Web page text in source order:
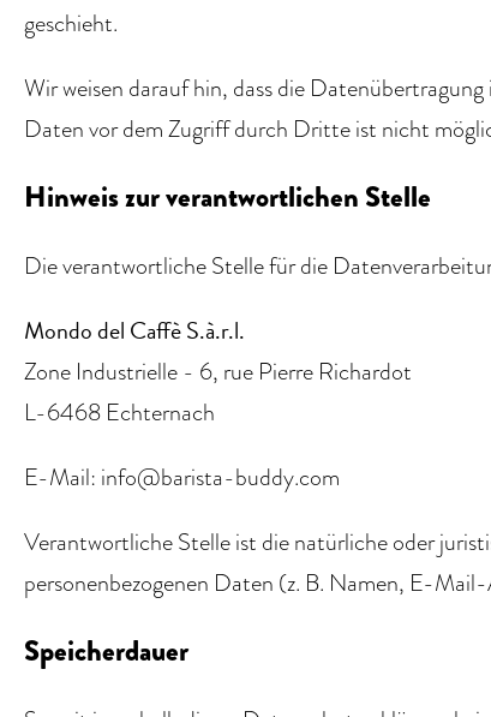
geschieht.
Wir weisen darauf hin, dass die
Daten vor dem Zugriff durch Dritte ist nicht
Hinweis zur verantwortlichen Stelle
Die verantwortliche Stelle für die
Mondo del Caffè S.à.r.l.
Zone Industrielle - 6, rue Pierre Richardot
L-6468 Echternach
E-Mail: info@barista-buddy.com
Verantwortliche Stelle ist die natürliche oder
personenbezogenen Daten (z. B. Namen, E-
Speicherdauer